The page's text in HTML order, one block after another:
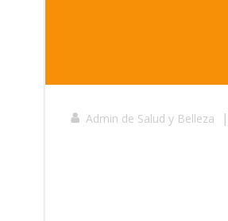
Admin de Salud y Belleza |